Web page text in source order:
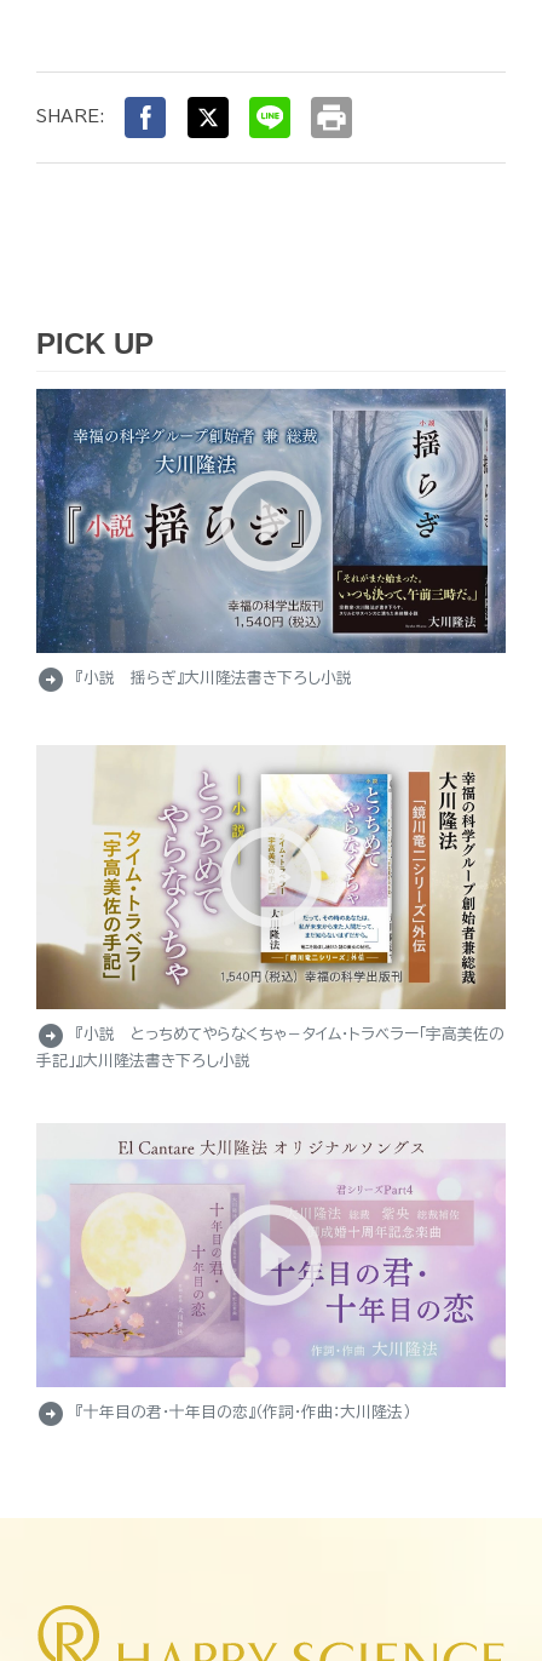
SHARE: print
PICK UP
arrow_circle_right 『小説 揺らぎ』大川隆法書き下ろし小説
arrow_circle_right
『小説 とっちめてやらなくちゃ－タイム・トラベラー「宇高美佐の
手記」』大川隆法書き下ろし小説
arrow_circle_right 『十年目の君・十年目の恋』（作詞・作曲：大川隆法）